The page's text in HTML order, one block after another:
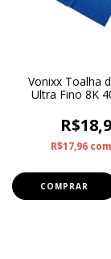
Vonixx Toalha
Ultra Fino 8K
R$17,96 com